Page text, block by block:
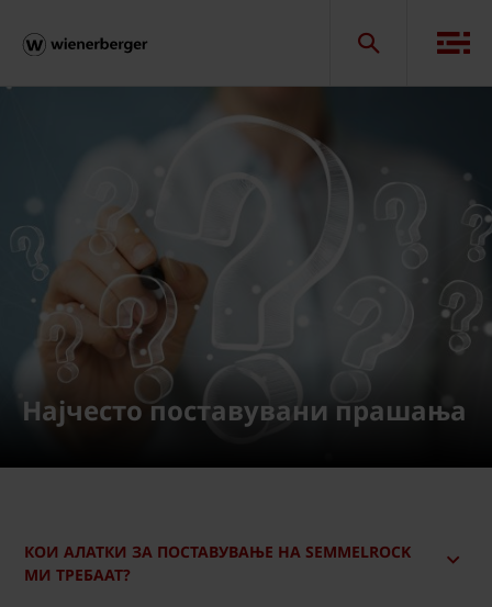
Најчесто поставувани прашања
КОИ АЛАТКИ ЗА ПОСТАВУВАЊЕ НА SEMMELROCK
МИ ТРЕБААТ?